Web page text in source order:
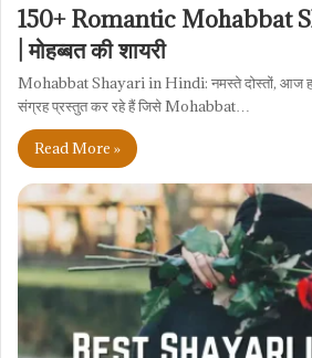
150+ Romantic Mohabbat
| मोहब्बत की शायरी
Mohabbat Shayari in Hindi: नमस्ते दोस्तों, आज हम
संग्रह प्रस्तुत कर रहे हैं जिसे Mohabbat…
Read More »